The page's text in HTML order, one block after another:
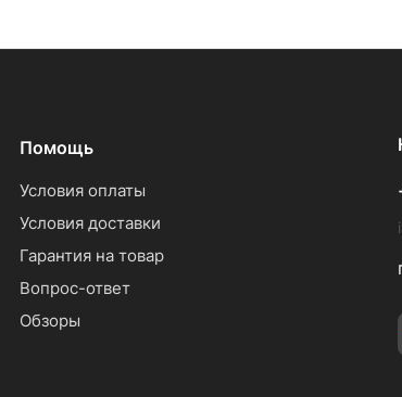
Помощь
Условия оплаты
Условия доставки
Гарантия на товар
Вопрос-ответ
Обзоры